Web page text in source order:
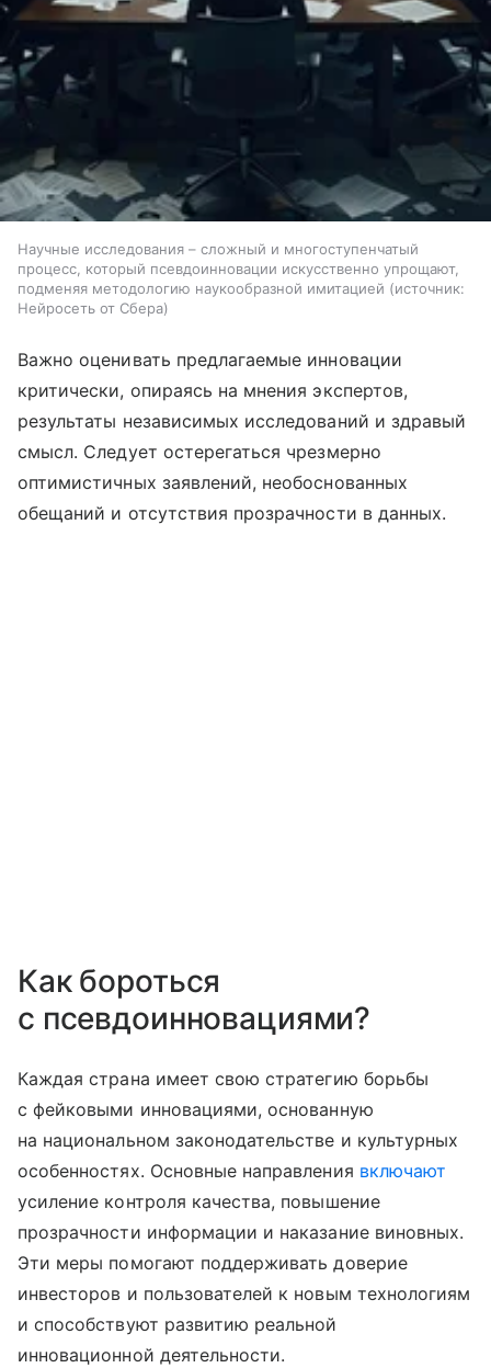
Научные исследования – сложный и многоступенчатый
процесс, который псевдоинновации искусственно упрощают,
подменяя методологию наукообразной имитацией
источник:
Нейросеть от Сбера
Важно оценивать предлагаемые инновации
критически, опираясь на мнения экспертов,
результаты независимых исследований и здравый
смысл. Следует остерегаться чрезмерно
оптимистичных заявлений, необоснованных
обещаний и отсутствия прозрачности в данных.
Как бороться
с псевдоинновациями?
Каждая страна имеет свою стратегию борьбы
с фейковыми инновациями, основанную
на национальном законодательстве и культурных
особенностях. Основные направления включают
усиление контроля качества, повышение
прозрачности информации и наказание виновных.
Эти меры помогают поддерживать доверие
инвесторов и пользователей к новым технологиям
и способствуют развитию реальной
инновационной деятельности.